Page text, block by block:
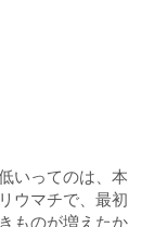
いってのは、本
ウマチで、最初
ものが増えたか